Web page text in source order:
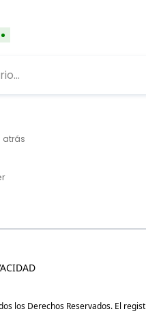
los Derechos Reservados. El